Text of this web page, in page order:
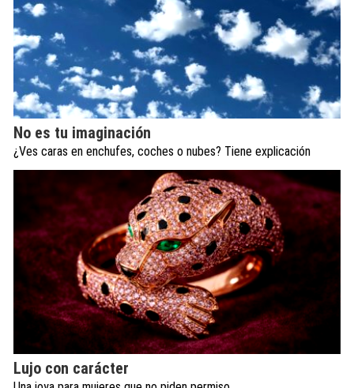
No es tu imaginación
¿Ves caras en enchufes, coches o nubes? Tiene explicación
Lujo con carácter